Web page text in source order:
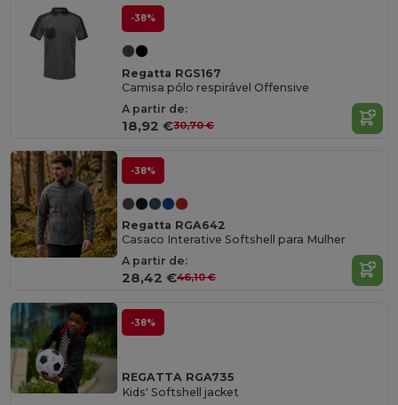
-38%
Regatta RGS167
Camisa pólo respirável Offensive
A partir de:
18,92 €30,70 €
-38%
Regatta RGA642
Casaco Interative Softshell para Mulher
A partir de:
28,42 €46,10 €
-38%
REGATTA RGA735
Kids' Softshell jacket